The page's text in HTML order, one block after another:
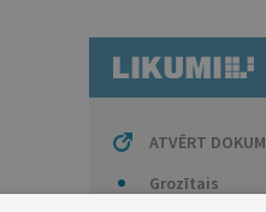
ATVĒRT
Grozītais